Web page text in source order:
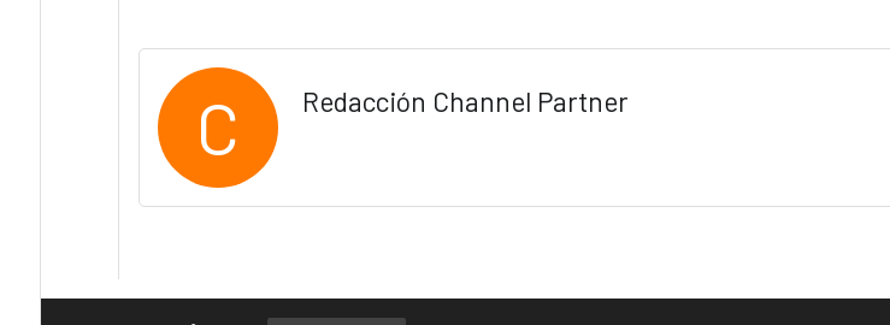
C Redacción Channel Partner